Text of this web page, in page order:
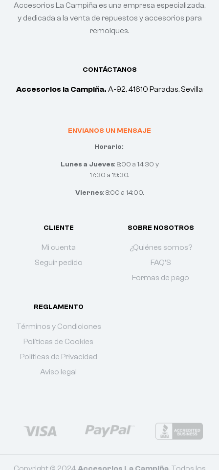
CONTÁCTANOS
Accesorios la Campiña. A-92, 41610 Paradas, Sevilla
ENVIANOS UN MENSAJE
Horario:
Lunes a Jueves: 8:00 a 14:30 y
17:30 a 19:30.
Viernes: 8:00 a 14:00.
CLIENTE
Mi cuenta
Seguir pedido
SOBRE NOSOTROS
¿Quiénes somos?
FAQ'S
Formas de pago
REGLAMENTO
Términos y Condiciones
Políticas de Cookies
Políticas de Privacidad
Aviso legal
Accesorios La Campiña es una empresa especializada,
y dedicada a la venta de repuestos y accesorios para
remolques.